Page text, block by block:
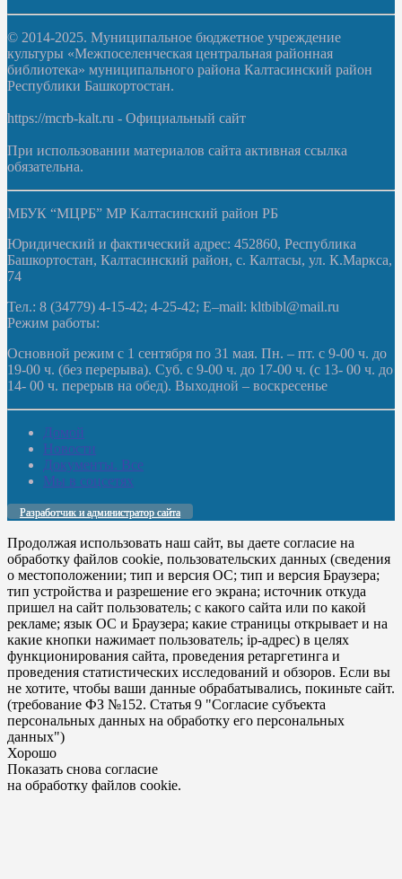
© 2014-2025. Муниципальное бюджетное учреждение
культуры «Межпоселенческая центральная районная
библиотека» муниципального района Калтасинский район
Республики Башкортостан.
https://mcrb-kalt.ru - Официальный сайт
При использовании материалов сайта активная ссылка
обязательна.
МБУК “МЦРБ” МР Калтасинский район РБ
Юридический и фактический адрес: 452860, Республика
Башкортостан, Калтасинский район, с. Калтасы, ул. К.Маркса,
74
Тел.: 8 (34779) 4-15-42; 4-25-42; E–mail: kltbibl@mail.ru
Режим работы:
Основной режим с 1 сентября по 31 мая. Пн. – пт. с 9-00 ч. до
19-00 ч. (без перерыва). Суб. с 9-00 ч. до 17-00 ч. (с 13- 00 ч. до
14- 00 ч. перерыв на обед). Выходной – воскресенье
Домой
Новости
Документы. Все
Мы в соцсетях
Разработчик и администратор сайта
Продолжая использовать наш сайт, вы даете согласие на
обработку файлов cookie, пользовательских данных (сведения
о местоположении; тип и версия ОС; тип и версия Браузера;
тип устройства и разрешение его экрана; источник откуда
пришел на сайт пользователь; с какого сайта или по какой
рекламе; язык ОС и Браузера; какие страницы открывает и на
какие кнопки нажимает пользователь; ip-адрес) в целях
функционирования сайта, проведения ретаргетинга и
проведения статистических исследований и обзоров. Если вы
не хотите, чтобы ваши данные обрабатывались, покиньте сайт.
(требование ФЗ №152. Статья 9 "Согласие субъекта
персональных данных на обработку его персональных
данных")
Хорошо
Показать снова согласие
на обработку файлов cookie.